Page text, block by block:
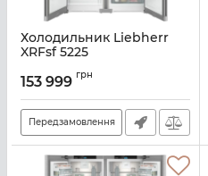
Холодильник Liebherr
XRFsf 5225
153 999 грн
Передзамовлення